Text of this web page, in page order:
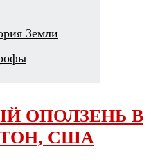
Земли
ОПОЛЗЕНЬ В
США